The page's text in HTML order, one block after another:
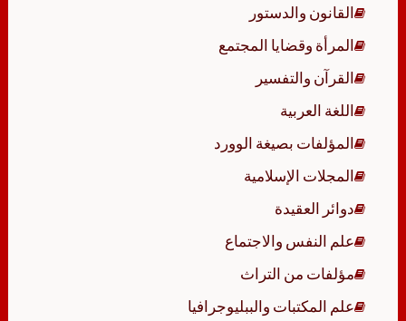
القانون والدستور
المرأة وقضايا المجتمع
القرآن والتفسير
اللغة العربية
المؤلفات بصيغة الوورد
المجلات الإسلامية
دوائر العقيدة
علم النفس والاجتماع
مؤلفات من التراث
علم المكتبات والببليوجرافيا